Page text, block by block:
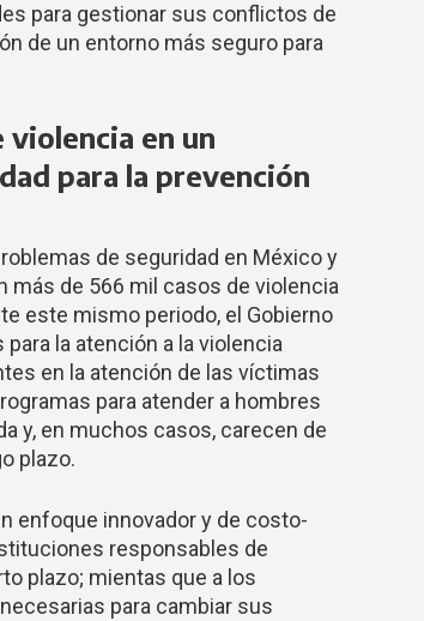
para gestionar sus conflictos de
de un entorno más seguro para
en un
para la prevención
de seguridad en México y
más de 566 mil casos de violencia
este mismo periodo, el Gobierno
la atención a la violencia
en la atención de las víctimas
para atender a hombres
y, en muchos casos, carecen de
plazo.
enfoque innovador y de costo-
responsables de
plazo; mientas que a los
para cambiar sus